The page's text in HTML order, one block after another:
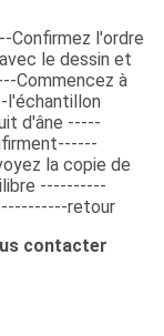
l'ordre
le dessin et
Commencez à
l'échantillon
d'âne -----
la copie de
----------
----------retour
contacter